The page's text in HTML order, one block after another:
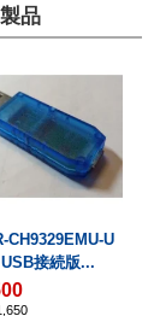
品
CH9329EMU-U
接続版...